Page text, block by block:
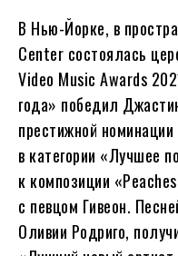
В Нью-Йорке, в
Center состоялась
Video Music Awards
года» победил
престижной
в категории «Лучшее
к композиции
с певцом Гивеон.
Оливии Родриго,